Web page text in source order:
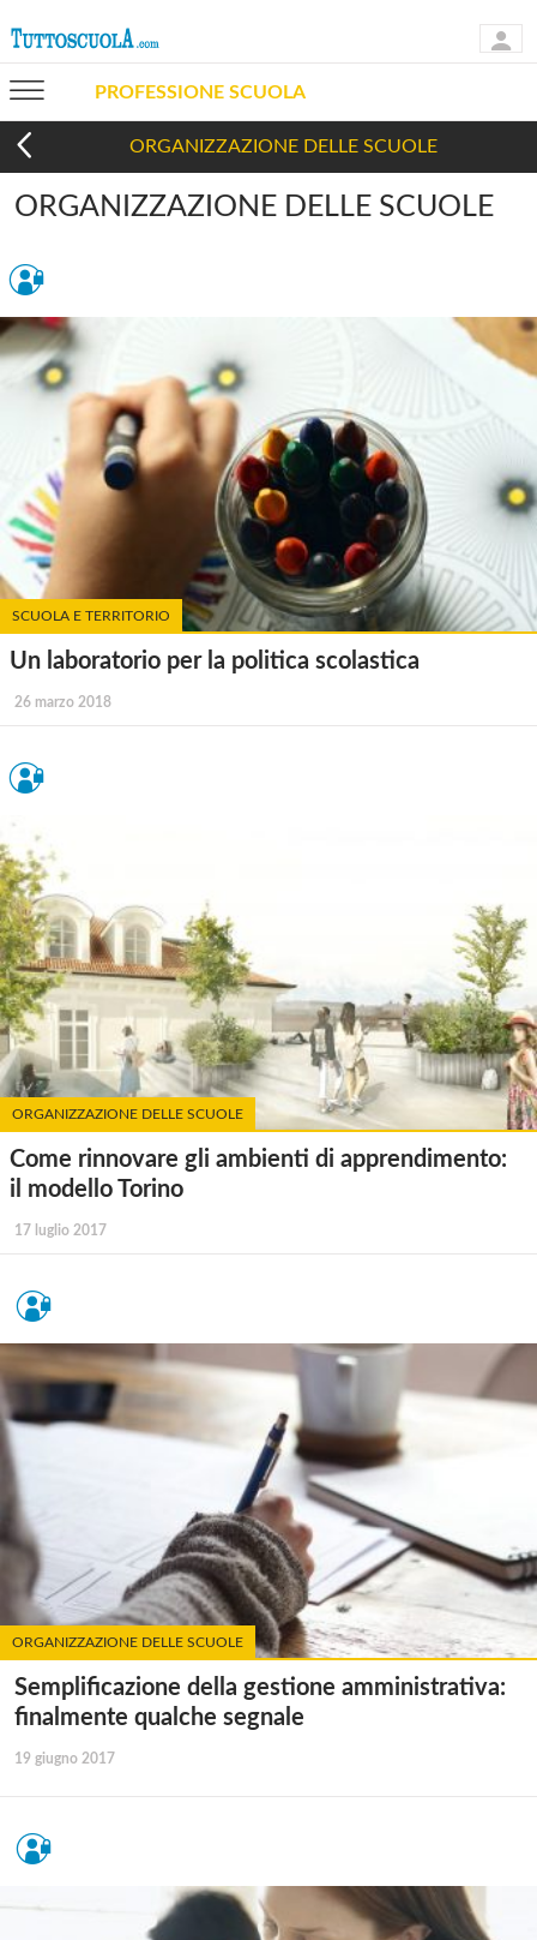
PROFESSIONE SCUOLA
ORGANIZZAZIONE DELLE SCUOLE
ORGANIZZAZIONE DELLE SCUOLE
SCUOLA E TERRITORIO
Un laboratorio per la politica scolastica
26 marzo 2018
ORGANIZZAZIONE DELLE SCUOLE
Come rinnovare gli ambienti di apprendimento:
il modello Torino
17 luglio 2017
ORGANIZZAZIONE DELLE SCUOLE
Semplificazione della gestione amministrativa:
finalmente qualche segnale
19 giugno 2017